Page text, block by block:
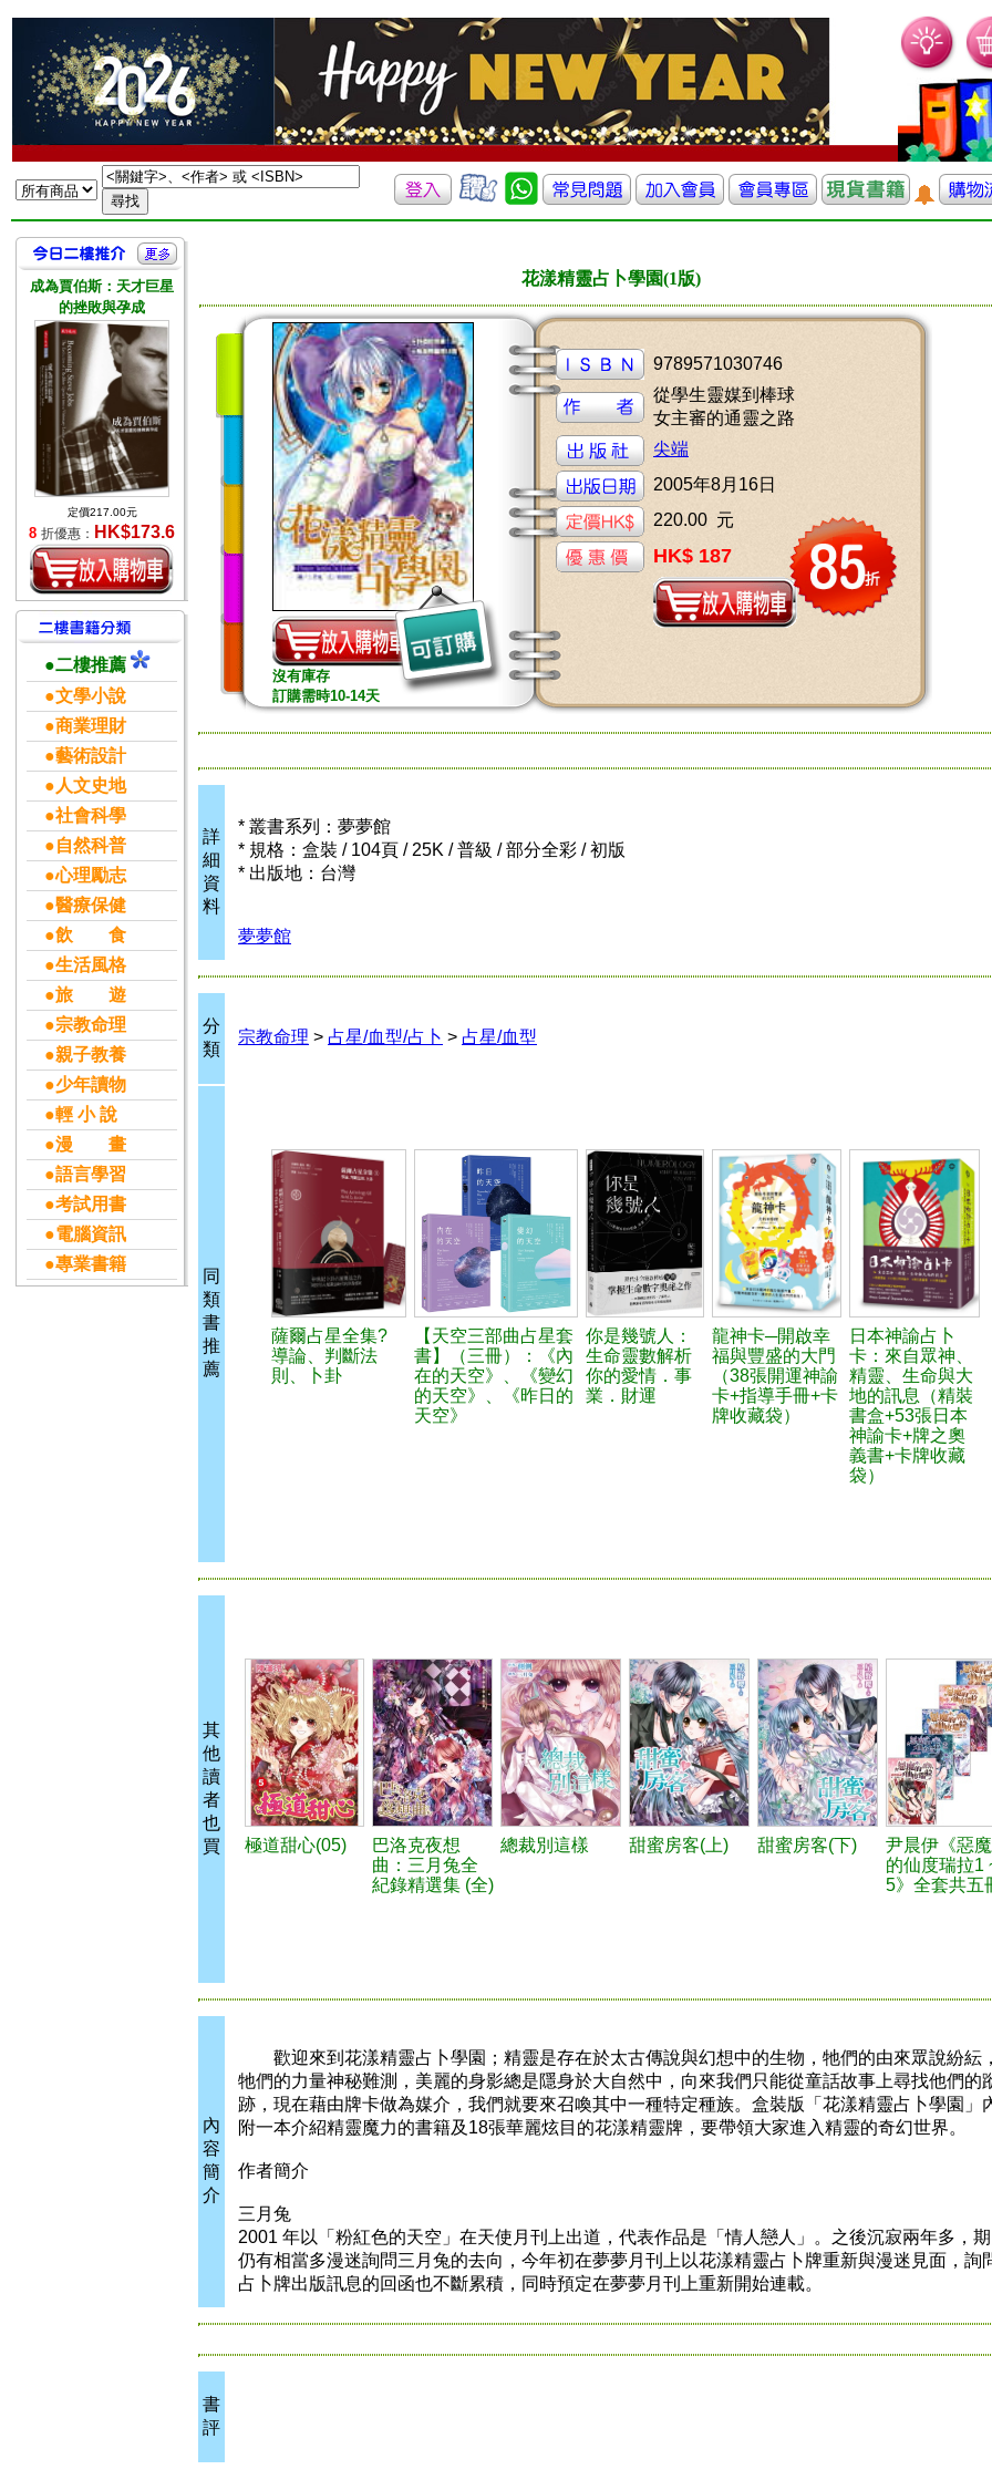
成為賈伯斯：天才巨星
的挫敗與孕成
定價217.00元
8 折優惠： HK$173.6
●二樓推薦
●文學小說
●商業理財
●藝術設計
●人文史地
●社會科學
●自然科普
●心理勵志
●醫療保健
●飲 食
●生活風格
●旅 遊
●宗教命理
●親子教養
●少年讀物
●輕 小 說
●漫 畫
●語言學習
●考試用書
●電腦資訊
●專業書籍
花漾精靈占卜學園(1版)
沒有庫存
訂購需時10-14天
9789571030746
從學生靈媒到棒球
女主審的通靈之路
尖端
2005年8月16日
220.00 元
HK$ 187
詳
細
資
料
* 叢書系列：夢夢館
* 規格：盒裝 / 104頁 / 25K / 普級 / 部分全彩 / 初版
* 出版地：台灣
夢夢館
分
類
宗教命理 > 占星/血型/占卜 > 占星/血型
同
類
書
推
薦
薩爾占星全集?
導論、判斷法
則、卜卦
【天空三部曲占星套
書】（三冊）：《內
在的天空》、《變幻
的天空》、《昨日的
天空》
你是幾號人：
生命靈數解析
你的愛情．事
業．財運
龍神卡─開啟幸
福與豐盛的大門
（38張開運神諭
卡+指導手冊+卡
牌收藏袋）
日本神諭占卜
卡：來自眾神、
精靈、生命與大
地的訊息（精裝
書盒+53張日本
神諭卡+牌之奧
義書+卡牌收藏
袋）
其
他
讀
者
也
買
極道甜心(05)
巴洛克夜想
曲：三月兔全
紀錄精選集 (全)
總裁別這樣 甜蜜房客(上) 甜蜜房客(下)
尹晨伊《惡魔
的仙度瑞拉1
5》全套共五
內
容
簡
介
歡迎來到花漾精靈占卜學園；精靈是存在於太古傳說與幻想中的生物，牠們的由來眾說紛紜
牠們的力量神秘難測，美麗的身影總是隱身於大自然中，向來我們只能從童話故事上尋找他們的
跡，現在藉由牌卡做為媒介，我們就要來召喚其中一種特定種族。盒裝版「花漾精靈占卜學園」
附一本介紹精靈魔力的書籍及18張華麗炫目的花漾精靈牌，要帶領大家進入精靈的奇幻世界。
作者簡介
三月兔
2001 年以「粉紅色的天空」在天使月刊上出道，代表作品是「情人戀人」。之後沉寂兩年多，
仍有相當多漫迷詢問三月兔的去向，今年初在夢夢月刊上以花漾精靈占卜牌重新與漫迷見面，詢
占卜牌出版訊息的回函也不斷累積，同時預定在夢夢月刊上重新開始連載。
書
評